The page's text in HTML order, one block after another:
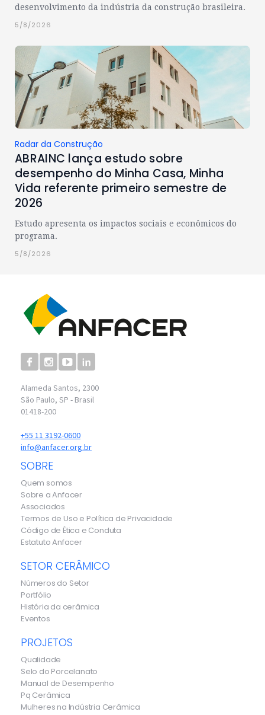
desenvolvimento da indústria da construção brasileira.
5/8/2026
Radar da Construção
ABRAINC lança estudo sobre
desempenho do Minha Casa, Minha
Vida referente primeiro semestre de
2026
Estudo apresenta os impactos sociais e econômicos do
programa.
5/8/2026
Alameda Santos, 2300
São Paulo, SP - Brasil
01418-200
+55 11 3192-0600
info@anfacer.org.br
SOBRE
Quem somos
Sobre a Anfacer
Associados
Termos de Uso e Política de Privacidade
Código de Ética e Conduta
Estatuto Anfacer
SETOR CERÂMICO
Números do Setor
Portfólio
História da cerâmica
Eventos
PROJETOS
Qualidade
Selo do Porcelanato
Manual de Desempenho
Pq Cerâmica
Mulheres na Indústria Cerâmica